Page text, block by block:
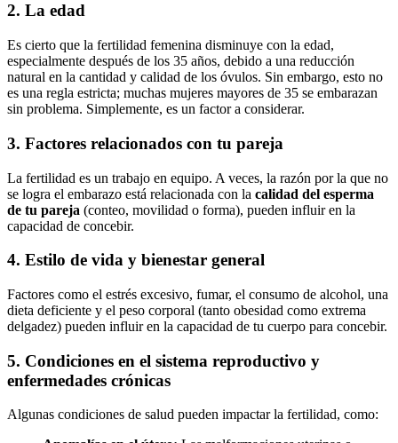
2. La edad
Es cierto que la fertilidad femenina disminuye con la edad,
especialmente después de los 35 años, debido a una reducción
natural en la cantidad y calidad de los óvulos. Sin embargo, esto no
es una regla estricta; muchas mujeres mayores de 35 se embarazan
sin problema. Simplemente, es un factor a considerar.
3. Factores relacionados con tu pareja
La fertilidad es un trabajo en equipo. A veces, la razón por la que no
se logra el embarazo está relacionada con la calidad del esperma
de tu pareja (conteo, movilidad o forma), pueden influir en la
capacidad de concebir.
4. Estilo de vida y bienestar general
Factores como el estrés excesivo, fumar, el consumo de alcohol, una
dieta deficiente y el peso corporal (tanto obesidad como extrema
delgadez) pueden influir en la capacidad de tu cuerpo para concebir.
5. Condiciones en el sistema reproductivo y
enfermedades crónicas
Algunas condiciones de salud pueden impactar la fertilidad, como: